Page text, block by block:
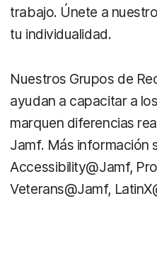
trabajo. Únete a
tu individualidad.
Nuestros Grupos de
ayudan a capacitar a
marquen diferencias
Jamf. Más información
Accessibility@Jamf,
Veterans@Jamf,